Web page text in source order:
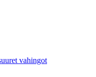
vahingot